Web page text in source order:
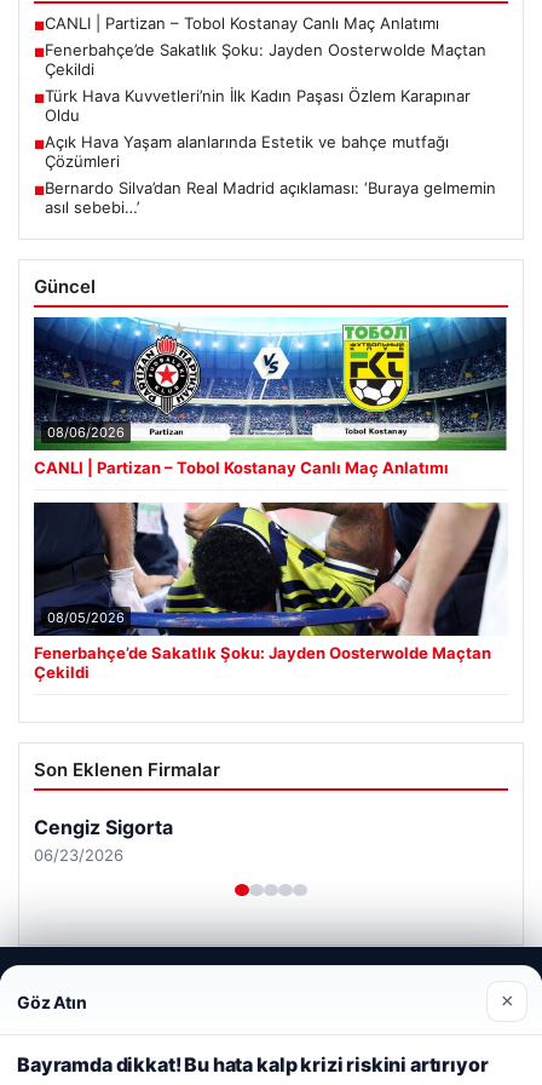
■CANLI | Partizan – Tobol Kostanay Canlı Maç Anlatımı
■Fenerbahçe’de Sakatlık Şoku: Jayden Oosterwolde Maçtan
Çekildi
■Türk Hava Kuvvetleri’nin İlk Kadın Paşası Özlem Karapınar
Oldu
■Açık Hava Yaşam alanlarında Estetik ve bahçe mutfağı
Çözümleri
■Bernardo Silva’dan Real Madrid açıklaması: ‘Buraya gelmemin
asıl sebebi…’
Güncel
08/06/2026
CANLI | Partizan – Tobol Kostanay Canlı Maç Anlatımı
08/05/2026
Fenerbahçe’de Sakatlık Şoku: Jayden Oosterwolde Maçtan
Çekildi
Son Eklenen Firmalar
Cengiz Sigorta
06/23/2026
deneyiminizi kişiselleştirmek ve geliştirmek amacıyla çerezler
kullanıyoruz.Çerez Politikamız
Reddet Kabul Et
Göz Atın ×
Bayramda dikkat! Bu hata kalp krizi riskini artırıyor